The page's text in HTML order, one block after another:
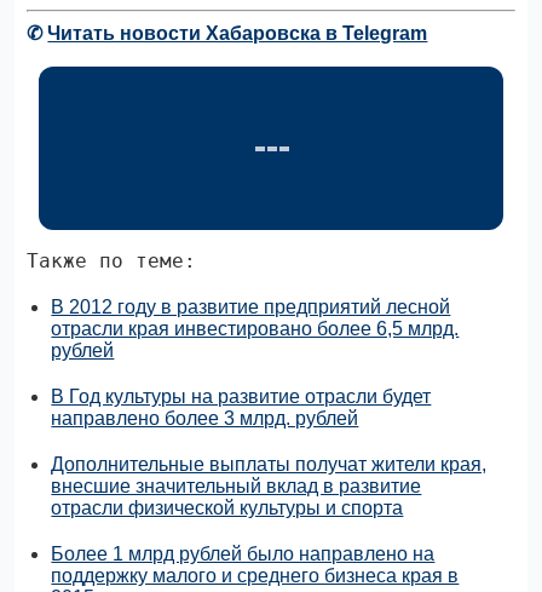
✆Читать новости Хабаровска в Telegram
Также по теме:
В 2012 году в развитие предприятий лесной
отрасли края инвестировано более 6,5 млрд.
рублей
В Год культуры на развитие отрасли будет
направлено более 3 млрд. рублей
Дополнительные выплаты получат жители края,
внесшие значительный вклад в развитие
отрасли физической культуры и спорта
Более 1 млрд рублей было направлено на
поддержку малого и среднего бизнеса края в